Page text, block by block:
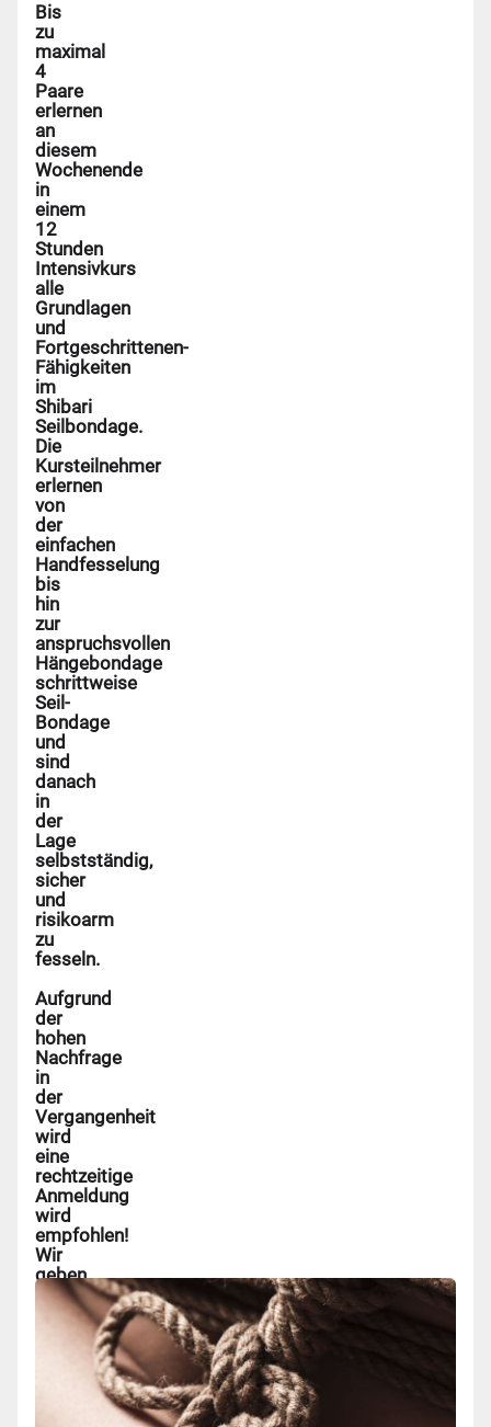
Bis
zu
maximal
4
Paare
erlernen
an
diesem
Wochenende
in
einem
12
Stunden
Intensivkurs
alle
Grundlagen
und
Fortgeschrittenen-
Fähigkeiten
im
Shibari
Seilbondage.
Die
Kursteilnehmer
erlernen
von
der
einfachen
Handfesselung
bis
hin
zur
anspruchsvollen
Hängebondage
schrittweise
Seil-
Bondage
und
sind
danach
in
der
Lage
selbstständig,
sicher
und
risikoarm
zu
fesseln.
Aufgrund
der
hohen
Nachfrage
in
der
Vergangenheit
wird
eine
rechtzeitige
Anmeldung
wird
empfohlen!
Wir
geben
diesen
Intensivkurs
bereits
erfolgreich